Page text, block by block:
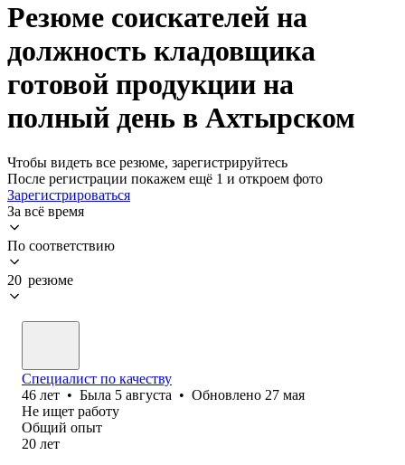
Резюме соискателей на
должность кладовщика
готовой продукции на
полный день в Ахтырском
Чтобы видеть все резюме, зарегистрируйтесь
После регистрации покажем ещё 1 и откроем фото
Зарегистрироваться
За всё время
По соответствию
20 резюме
Специалист по качеству
46 лет • Была 5 августа • Обновлено 27 мая
Не ищет работу
Общий опыт
20 лет